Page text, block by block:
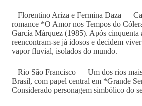
– Florentino Ariza e Fermina Daza —
romance *O Amor nos Tempos do
García Márquez (1985). Após cinquenta
reencontram-se já idosos e decidem
vapor fluvial, isolados do mundo.
– Rio São Francisco — Um dos rios
Brasil, com papel central em *Grande
Considerado personagem simbólico do